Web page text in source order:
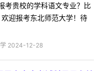
考贵校的学科语文专业？比
迎报考东北师范大学！待
学 2024-12-28